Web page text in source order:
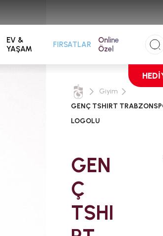
EV &
YAŞAM
FIRSATLAR
Online
Özel
Giyim
GENÇ TSHIRT
LOGOLU
GEN
Ç
TSHI